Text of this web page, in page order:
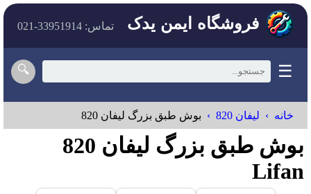
فروشگاه ایمن یدک تماس: 33951914-021
☰
🔍
خانه لیفان 820 بوش طبق بزرگ لیفان 820
بوش طبق بزرگ لیفان 820
Lifan